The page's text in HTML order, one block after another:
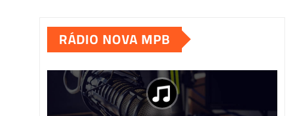
RÁDIO NOVA MPB